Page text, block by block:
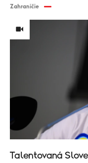
Zahraničie
Talentovaná